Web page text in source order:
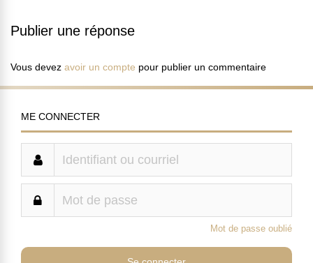
Publier une réponse
Vous devez avoir un compte pour publier un commentaire
ME CONNECTER
Mot de passe oublié